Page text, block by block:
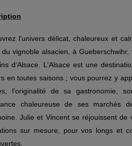
l'univers délicat, chaleureux et
du vignoble alsacien, à
d'Alsace. L'Alsace est une
en toutes saisons ; vous pourrez y
l'originalité de sa gastronomie,
chaleureuse de ses marchés
Julie et Vincent se réjouissent
sur mesure, pour vos longs et